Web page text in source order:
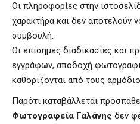
Οι πληροφορίες στην
χαρακτήρα και δεν αποτελούν
συμβουλή.
Οι επίσημες διαδικασίες και
εγγράφων, αποδοχή
καθορίζονται από τους
Παρότι καταβάλλεται
Φωτογραφεία Γαλάνης δεν